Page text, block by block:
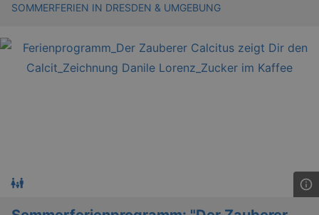
SOMMERFERIEN IN DRESDEN & UMGEBUNG